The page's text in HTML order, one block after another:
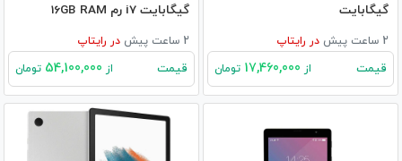
گیگابایت
2 ساعت پیش در رایتاپ
قیمت از تومان
گیگابایت i7 رم 16GB RAM
2 ساعت پیش در رایتاپ
قیمت از تومان